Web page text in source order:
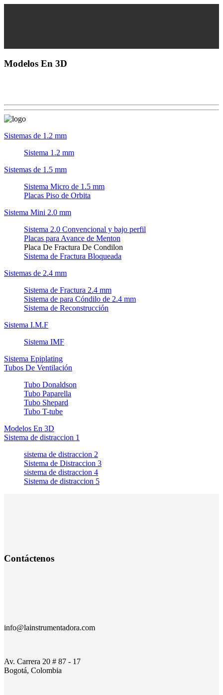
Modelos En 3D
Sistemas de 1.2 mm
Sistema 1.2 mm
Sistemas de 1.5 mm
Sistema Micro de 1.5 mm
Placas Piso de Orbita
Sistema Mini 2.0 mm
Sistema 2.0 Convencional y bajo perfil
Placas para Avance de Menton
Placa De Fractura De Condilon
Sistema de Fractura Bloqueada
Sistemas de 2.4 mm
Sistema de Fractura 2.4 mm
Sistema de para Cóndilo de 2.4 mm
Sistema de Reconstrucción
Sistema I.M.F
Sistema IMF
Sistema Epiplating
Tubos De Ventilación
Tubo Donaldson
Tubo Paparella
Tubo Shepard
Tubo T-tube
Modelos En 3D
Sistema de distraccion 1
sistema de distraccion 2
Sistema de Distraccion 3
sistema de distraccion 4
Sistema de distraccion 5
Contáctenos
info@lainstrumentadora.com
Av. Carrera 20 # 87 - 17
Bogotá, Colombia